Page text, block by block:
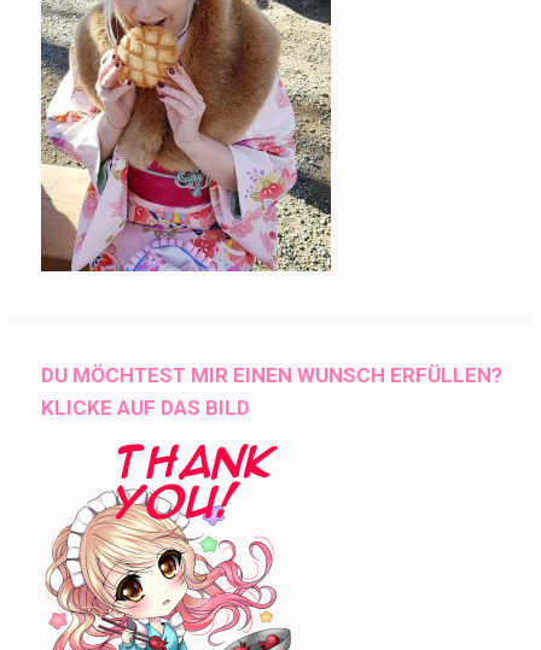
DU MÖCHTEST MIR EINEN WUNSCH ERFÜLLEN?
KLICKE AUF DAS BILD